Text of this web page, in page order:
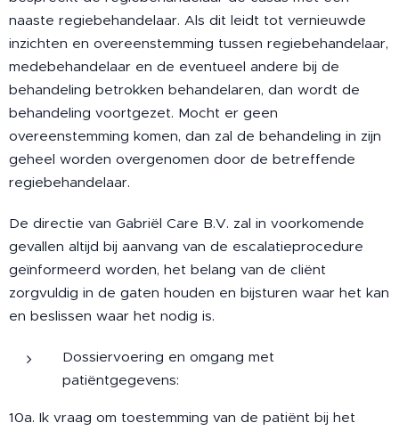
naaste regiebehandelaar. Als dit leidt tot vernieuwde
inzichten en overeenstemming tussen regiebehandelaar,
medebehandelaar en de eventueel andere bij de
behandeling betrokken behandelaren, dan wordt de
behandeling voortgezet. Mocht er geen
overeenstemming komen, dan zal de behandeling in zijn
geheel worden overgenomen door de betreffende
regiebehandelaar.
De directie van Gabriël Care B.V. zal in voorkomende
gevallen altijd bij aanvang van de escalatieprocedure
geïnformeerd worden, het belang van de cliënt
zorgvuldig in de gaten houden en bijsturen waar het kan
en beslissen waar het nodig is.
Dossiervoering en omgang met
patiëntgegevens:
10a. Ik vraag om toestemming van de patiënt bij het